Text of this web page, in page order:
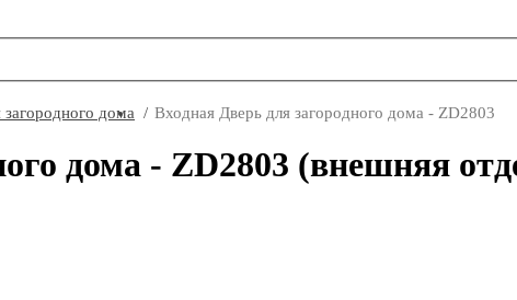
дома Входная Дверь для загородного дома - ZD2803
дома - ZD2803 (внешняя